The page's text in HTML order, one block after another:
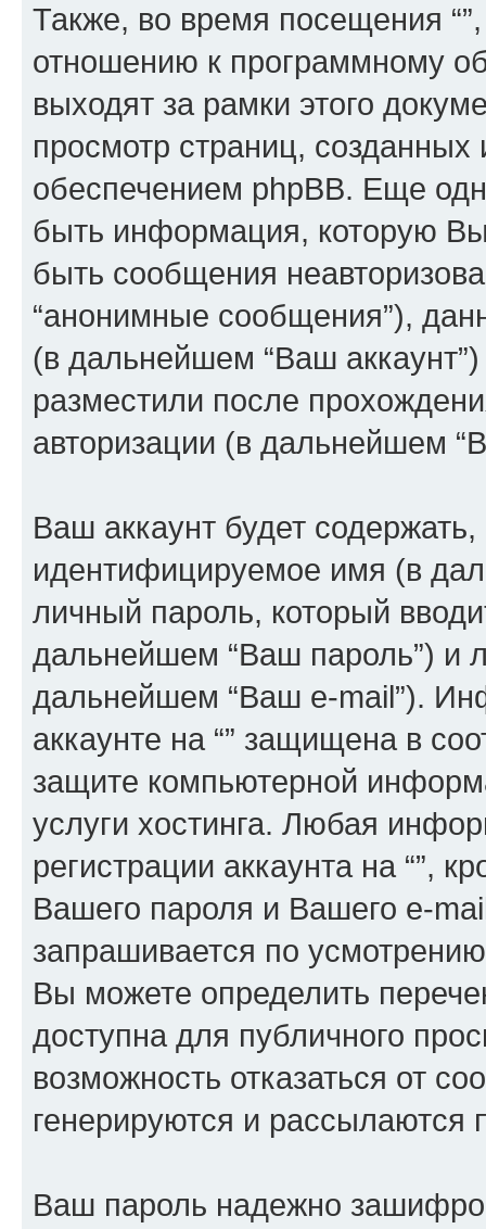
Также, во время посещения
отношению к программному
выходят за рамки этого
просмотр страниц,
обеспечением phpBB. Еще
быть информация, которую
быть сообщения
“анонимные сообщения”),
(в дальнейшем “Ваш
разместили после
авторизации (в дальнейшем
Ваш аккаунт будет
идентифицируемое имя (в
личный пароль, который
дальнейшем “Ваш пароль”) и
дальнейшем “Ваш e-mail”).
аккаунте на “” защищена в
защите компьютерной
услуги хостинга. Любая
регистрации аккаунта на “”,
Вашего пароля и Вашего e-
запрашивается по
Вы можете определить
доступна для публичного
возможность отказаться от
генерируются и
Ваш пароль надежно